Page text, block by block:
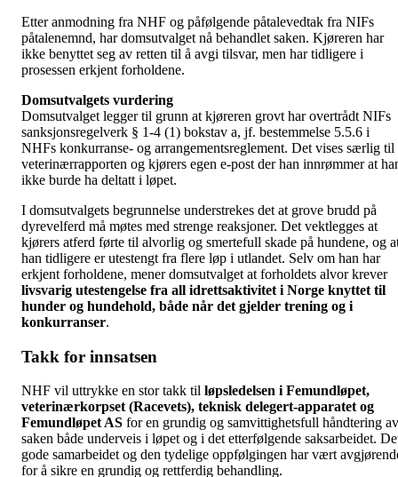
Etter anmodning fra NHF og påfølgende påtalevedtak fra NIFs
påtalenemnd, har domsutvalget nå behandlet saken. Kjøreren har
ikke benyttet seg av retten til å avgi tilsvar, men har tidligere i
prosessen erkjent forholdene.
Domsutvalgets vurdering
Domsutvalget legger til grunn at kjøreren grovt har overtrådt NIFs
sanksjonsregelverk § 1-4 (1) bokstav a, jf. bestemmelse 5.5.6 i
NHFs konkurranse- og arrangementsreglement. Det vises særlig til
veterinærrapporten og kjørers egen e-post der han innrømmer at
ikke burde ha deltatt i løpet.
I domsutvalgets begrunnelse understrekes det at grove brudd på
dyrevelferd må møtes med strenge reaksjoner. Det vektlegges at
kjørers atferd førte til alvorlig og smertefull skade på hundene, og
han tidligere er utestengt fra flere løp i utlandet. Selv om han har
erkjent forholdene, mener domsutvalget at forholdets alvor krever
livsvarig utestengelse fra all idrettsaktivitet i Norge knyttet til
hunder og hundehold, både når det gjelder trening og i
konkurranser.
Takk for innsatsen
NHF vil uttrykke en stor takk til løpsledelsen i Femundløpet,
veterinærkorpset (Racevets), teknisk delegert-apparatet og
Femundløpet AS for en grundig og samvittighetsfull håndtering av
saken både underveis i løpet og i det etterfølgende saksarbeidet.
gode samarbeidet og den tydelige oppfølgingen har vært
for å sikre en grundig og rettferdig behandling.